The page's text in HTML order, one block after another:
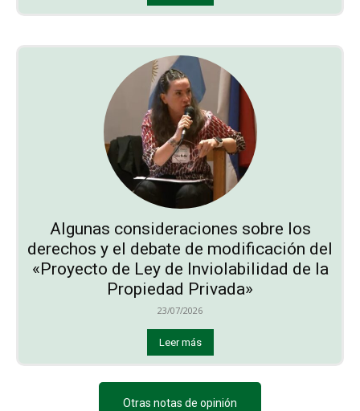
Algunas consideraciones sobre los
derechos y el debate de modificación del
«Proyecto de Ley de Inviolabilidad de la
Propiedad Privada»
23/07/2026
Leer más
Otras notas de opinión